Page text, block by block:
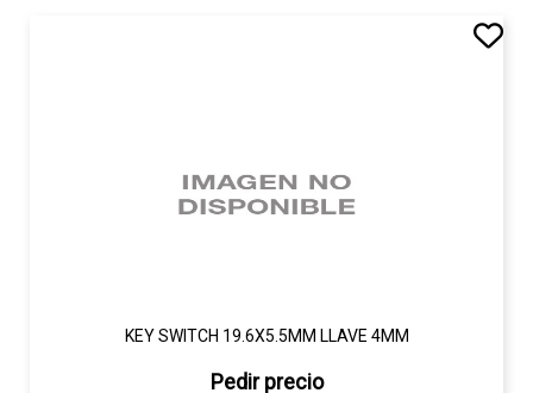
KEY SWITCH 19.6X5.5MM LLAVE 4MM
Pedir precio